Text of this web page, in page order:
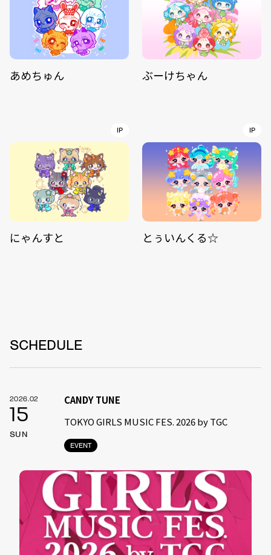
あめちゅん ぶーけちゃん
IP
にゃんすと
IP
とぅいんくる☆
SCHEDULE
2026.02
15
SUN
EVENT
CANDY TUNE
TOKYO GIRLS MUSIC FES. 2026 by TGC